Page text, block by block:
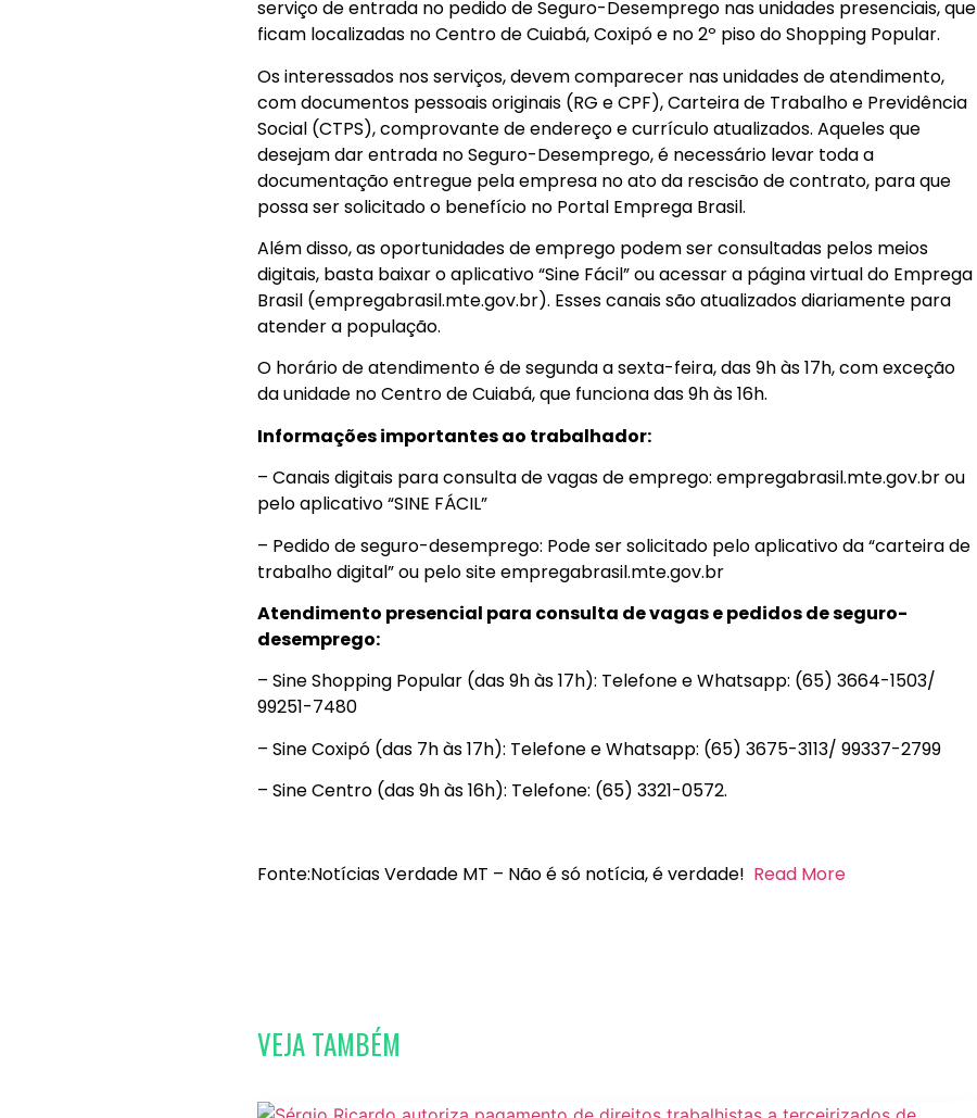
serviço de entrada no pedido de Seguro-Desemprego nas unidades presenciais, que
ficam localizadas no Centro de Cuiabá, Coxipó e no 2º piso do Shopping Popular.
Os interessados nos serviços, devem comparecer nas unidades de atendimento,
com documentos pessoais originais (RG e CPF), Carteira de Trabalho e Previdência
Social (CTPS), comprovante de endereço e currículo atualizados. Aqueles que
desejam dar entrada no Seguro-Desemprego, é necessário levar toda a
documentação entregue pela empresa no ato da rescisão de contrato, para que
possa ser solicitado o benefício no Portal Emprega Brasil.
Além disso, as oportunidades de emprego podem ser consultadas pelos meios
digitais, basta baixar o aplicativo “Sine Fácil” ou acessar a página virtual do Emprega
Brasil (empregabrasil.mte.gov.br). Esses canais são atualizados diariamente para
atender a população.
O horário de atendimento é de segunda a sexta-feira, das 9h às 17h, com exceção
da unidade no Centro de Cuiabá, que funciona das 9h às 16h.
Informações importantes ao trabalhador:
– Canais digitais para consulta de vagas de emprego: empregabrasil.mte.gov.br ou
pelo aplicativo “SINE FÁCIL”
– Pedido de seguro-desemprego: Pode ser solicitado pelo aplicativo da “carteira de
trabalho digital” ou pelo site empregabrasil.mte.gov.br
Atendimento presencial para consulta de vagas e pedidos de seguro-
desemprego:
– Sine Shopping Popular (das 9h às 17h): Telefone e Whatsapp: (65) 3664-1503/
99251-7480
– Sine Coxipó (das 7h às 17h): Telefone e Whatsapp: (65) 3675-3113/ 99337-2799
– Sine Centro (das 9h às 16h): Telefone: (65) 3321-0572.
Fonte:Notícias Verdade MT – Não é só notícia, é verdade! Read More
VEJA TAMBÉM